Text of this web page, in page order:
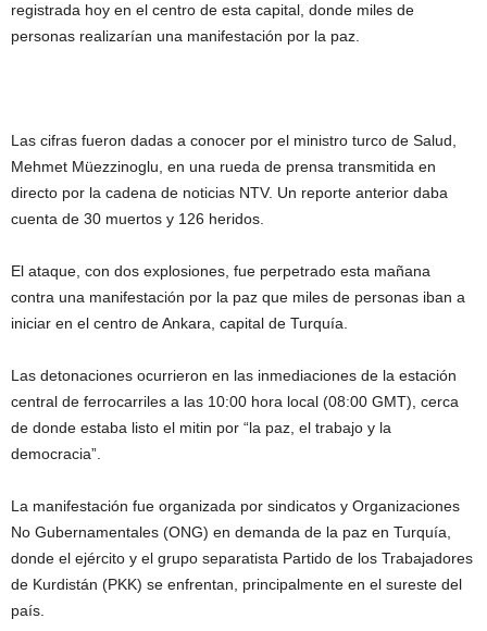
registrada hoy en el centro de esta capital, donde miles de
personas realizarían una manifestación por la paz.
Las cifras fueron dadas a conocer por el ministro turco de Salud,
Mehmet Müezzinoglu, en una rueda de prensa transmitida en
directo por la cadena de noticias NTV. Un reporte anterior daba
cuenta de 30 muertos y 126 heridos.
El ataque, con dos explosiones, fue perpetrado esta mañana
contra una manifestación por la paz que miles de personas iban a
iniciar en el centro de Ankara, capital de Turquía.
Las detonaciones ocurrieron en las inmediaciones de la estación
central de ferrocarriles a las 10:00 hora local (08:00 GMT), cerca
de donde estaba listo el mitin por “la paz, el trabajo y la
democracia”.
La manifestación fue organizada por sindicatos y Organizaciones
No Gubernamentales (ONG) en demanda de la paz en Turquía,
donde el ejército y el grupo separatista Partido de los Trabajadores
de Kurdistán (PKK) se enfrentan, principalmente en el sureste del
país.